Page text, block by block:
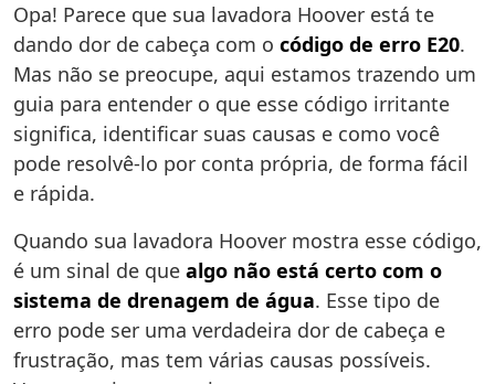
Opa! Parece que sua lavadora Hoover está te
dando dor de cabeça com o código de erro E20.
Mas não se preocupe, aqui estamos trazendo um
guia para entender o que esse código irritante
significa, identificar suas causas e como você
pode resolvê-lo por conta própria, de forma fácil
e rápida.
Quando sua lavadora Hoover mostra esse código,
é um sinal de que algo não está certo com o
sistema de drenagem de água. Esse tipo de
erro pode ser uma verdadeira dor de cabeça e
frustração, mas tem várias causas possíveis.